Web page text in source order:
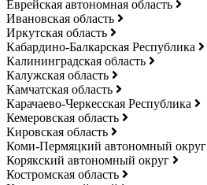
Еврейская автономная область
Ивановская область
Иркутская область
Кабардино-Балкарская Республика
Калининградская область
Калужская область
Камчатская область
Карачаево-Черкесская Республика
Кемеровская область
Кировская область
Коми-Пермяцкий автономный округ
Корякский автономный округ
Костромская область